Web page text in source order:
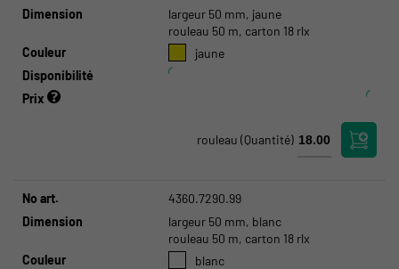
Dimension
largeur 50 mm, jaune
rouleau 50 m, carton 18 rlx
Couleur
jaune
Disponibilité
Prix
rouleau (Quantité)
No art.
4360.7290.99
Dimension
largeur 50 mm, blanc
rouleau 50 m, carton 18 rlx
Couleur
blanc